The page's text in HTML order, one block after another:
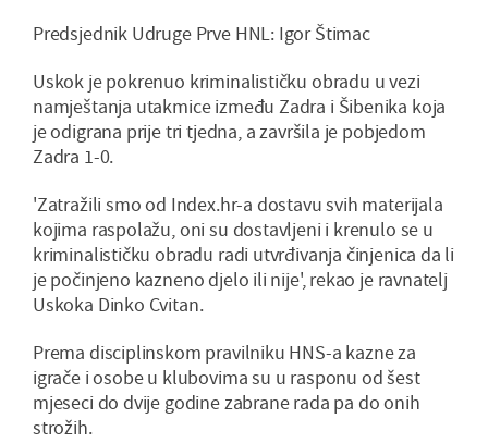
Predsjednik Udruge Prve HNL: Igor Štimac
Uskok je pokrenuo kriminalističku obradu u vezi
namještanja utakmice između Zadra i Šibenika koja
je odigrana prije tri tjedna, a završila je pobjedom
Zadra 1-0.
'Zatražili smo od Index.hr-a dostavu svih materijala
kojima raspolažu, oni su dostavljeni i krenulo se u
kriminalističku obradu radi utvrđivanja činjenica da li
je počinjeno kazneno djelo ili nije', rekao je ravnatelj
Uskoka Dinko Cvitan.
Prema disciplinskom pravilniku HNS-a kazne za
igrače i osobe u klubovima su u rasponu od šest
mjeseci do dvije godine zabrane rada pa do onih
strožih.